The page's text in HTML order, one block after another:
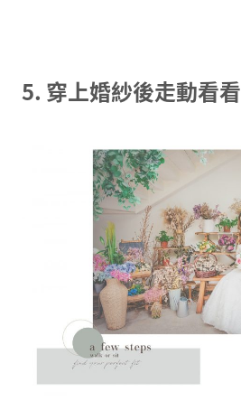
5. 穿上婚紗後走動看看